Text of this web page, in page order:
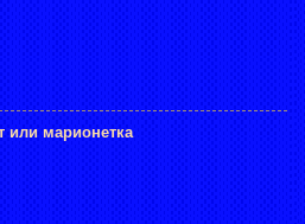
или марионетка